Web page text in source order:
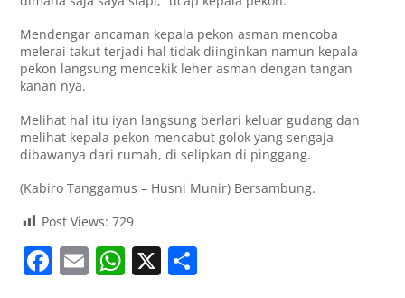
Mendengar ancaman kepala pekon asman mencoba
melerai takut terjadi hal tidak diinginkan namun kepala
pekon langsung mencekik leher asman dengan tangan
kanan nya.
Melihat hal itu iyan langsung berlari keluar gudang dan
melihat kepala pekon mencabut golok yang sengaja
dibawanya dari rumah, di selipkan di pinggang.
(Kabiro Tanggamus – Husni Munir) Bersambung.
Post Views: 729
F E W X